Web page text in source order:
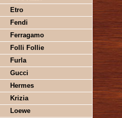
Etro
Fendi
Ferragamo
Folli Follie
Furla
Gucci
Hermes
Krizia
Loewe